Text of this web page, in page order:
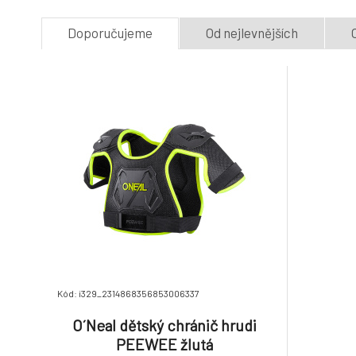
Doporučujeme Od nejlevnějších
Kód: i329_2314868356853006337
O´Neal dětský chránič hrudi
PEEWEE žlutá